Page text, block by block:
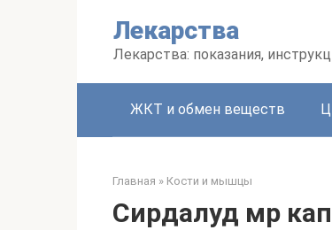
Лекарства
Лекарства: показания,
ЖКТ и обмен веществ
Главная » Кости и мышцы
Сирдалуд мр